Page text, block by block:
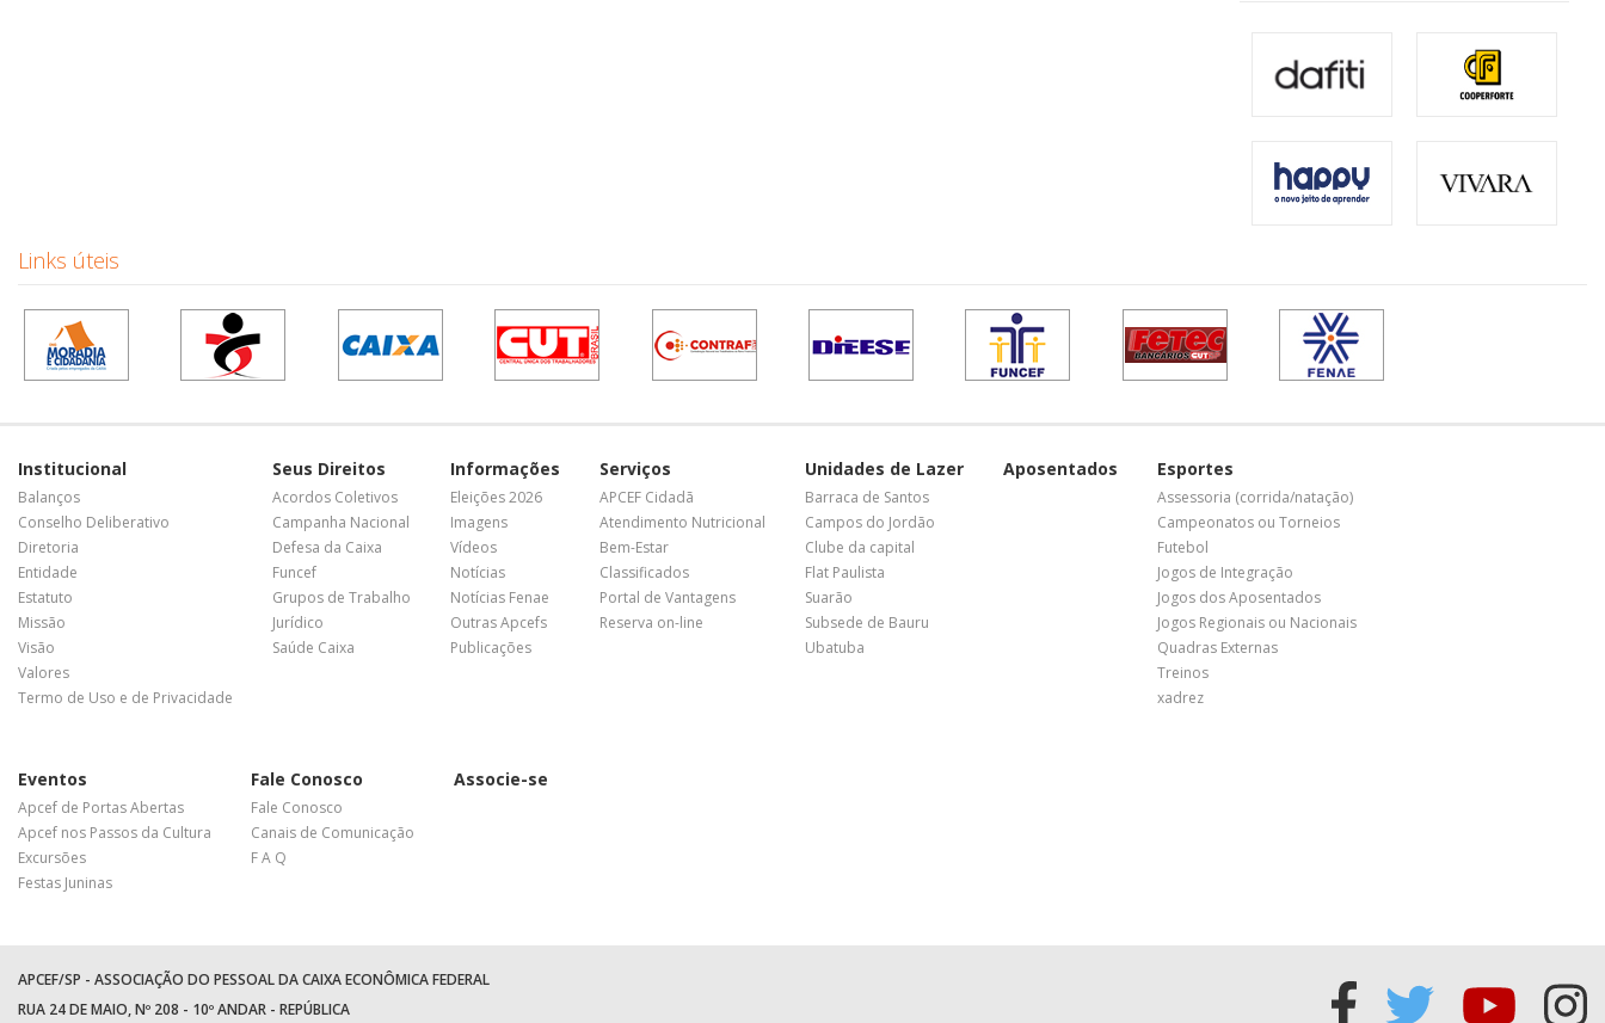
Links úteis
Institucional
Balanços
Conselho Deliberativo
Diretoria
Entidade
Estatuto
Missão
Visão
Valores
Termo de Uso e de Privacidade
Seus Direitos
Acordos Coletivos
Campanha Nacional
Defesa da Caixa
Funcef
Grupos de Trabalho
Jurídico
Saúde Caixa
Informações
Eleições 2026
Imagens
Vídeos
Notícias
Notícias Fenae
Outras Apcefs
Publicações
Serviços
APCEF Cidadã
Atendimento Nutricional
Bem-Estar
Classificados
Portal de Vantagens
Reserva on-line
Unidades de Lazer
Barraca de Santos
Campos do Jordão
Clube da capital
Flat Paulista
Suarão
Subsede de Bauru
Ubatuba
Aposentados Esportes
Assessoria (corrida/natação)
Campeonatos ou Torneios
Futebol
Jogos de Integração
Jogos dos Aposentados
Jogos Regionais ou Nacionais
Quadras Externas
Treinos
xadrez
Eventos
Apcef de Portas Abertas
Apcef nos Passos da Cultura
Excursões
Festas Juninas
Fale Conosco
Fale Conosco
Canais de Comunicação
F A Q
Associe-se
APCEF/SP - ASSOCIAÇÃO DO PESSOAL DA CAIXA ECONÔMICA FEDERAL
RUA 24 DE MAIO, Nº 208 - 10º ANDAR - REPÚBLICA
Acessar
Acessar